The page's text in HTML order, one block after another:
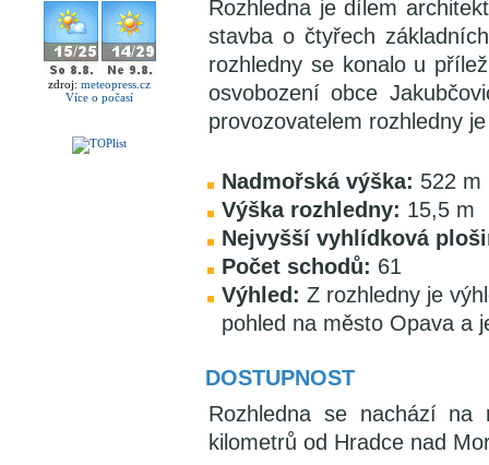
zdroj: meteopress.cz
Více o počasí
Rozhledna je dílem
stavba o čtyřech
rozhledny se konalo u
osvobození obce
provozovatelem rozhledny
Nadmořská výška: 522 m
Výška rozhledny: 15,5 m
Nejvyšší vyhlídková
Počet schodů: 61
Výhled: Z rozhledny je
pohled na město Opava a
DOSTUPNOST
Rozhledna se nachází
kilometrů od Hradce nad